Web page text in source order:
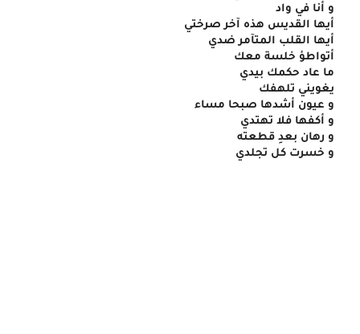
و أنا في واد
أيها القديس هذه آخر صرختي
أيها القلب المتآمر ضدي
أتواطؤ خلسة معك
ما عاد حكمك بيدي
يغويني تلهفك
و عيون أشدها صبحا مساء
و أكفها فلا تهتدي
و رهان بعدِ قطعته
و خسرت كل تجلدي